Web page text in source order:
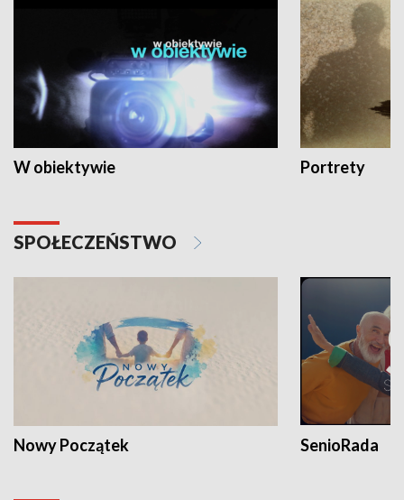
W obiektywie Portrety
SPOŁECZEŃSTWO
Nowy Początek SenioRada